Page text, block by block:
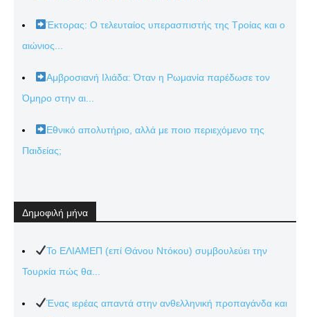
Έκτορας: Ο τελευταίος υπερασπιστής της Τροίας και ο
αιώνιος...
Αμβροσιανή Ιλιάδα: Όταν η Ρωμανία παρέδωσε τον
Όμηρο στην αι...
Εθνικό απολυτήριο, αλλά με ποιο περιεχόμενο της
Παιδείας;
Δημοφιλή μήνα
Το ΕΛΙΑΜΕΠ (επί Θάνου Ντόκου) συμβουλεύει την
Τουρκία πώς θα...
Ένας ιερέας απαντά στην ανθελληνική προπαγάνδα και